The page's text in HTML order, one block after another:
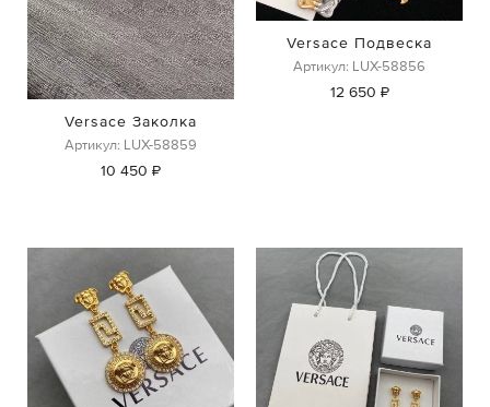
Versace Заколка
Артикул: LUX-58859
10 450 ₽
Versace Подвеска
Артикул: LUX-58856
12 650 ₽